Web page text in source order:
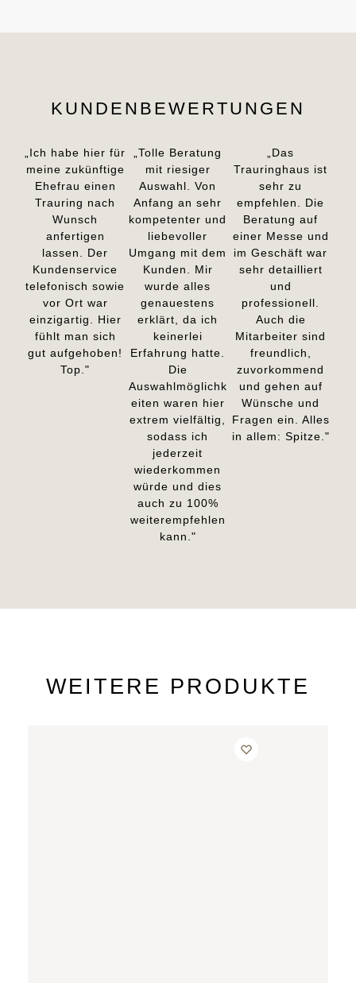
KUNDENBEWERTUNGEN
„Ich habe hier für
meine zukünftige
Ehefrau einen
Trauring nach
Wunsch
anfertigen
lassen. Der
Kundenservice
telefonisch sowie
vor Ort war
einzigartig. Hier
fühlt man sich
gut aufgehoben!
Top."
„Tolle Beratung
mit riesiger
Auswahl. Von
Anfang an sehr
kompetenter und
liebevoller
Umgang mit dem
Kunden. Mir
wurde alles
genauestens
erklärt, da ich
keinerlei
Erfahrung hatte.
Die
Auswahlmöglichk
eiten waren hier
extrem vielfältig,
sodass ich
jederzeit
wiederkommen
würde und dies
auch zu 100%
weiterempfehlen
kann."
„Das
Trauringhaus ist
sehr zu
empfehlen. Die
Beratung auf
einer Messe und
im Geschäft war
sehr detailliert
und
professionell.
Auch die
Mitarbeiter sind
freundlich,
zuvorkommend
und gehen auf
Wünsche und
Fragen ein. Alles
in allem: Spitze."
WEITERE PRODUKTE